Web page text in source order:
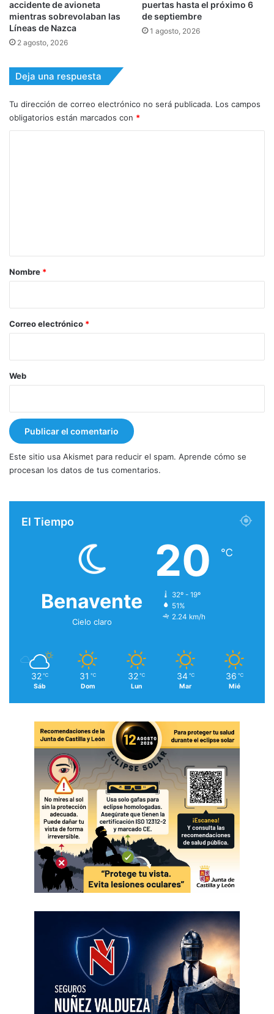
accidente de avioneta
mientras sobrevolaban las
Líneas de Nazca
2 agosto, 2026
puertas hasta el próximo 6
de septiembre
1 agosto, 2026
Deja una respuesta
Tu dirección de correo electrónico no será publicada. Los campos
obligatorios están marcados con *
r
*
Nombre *
Correo electrónico *
Web
Este sitio usa Akismet para reducir el spam. Aprende cómo se
procesan los datos de tus comentarios.
El Tiempo
Benavente
Cielo claro
20 ℃
32º - 19º
51%
2.24 km/h
32 ℃
Sáb
31 ℃
Dom
32 ℃
Lun
34 ℃
Mar
36 ℃
Mié